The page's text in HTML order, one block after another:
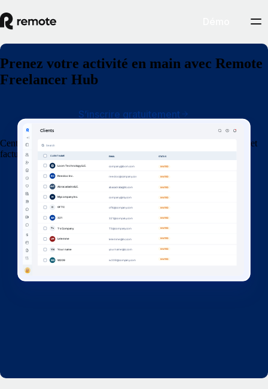
Prenez votre activité en main avec Remote
Freelancer Hub
Centralisez la gestion de vos clients, l’organisation de vos contrats et
factures et vos paiements.
S’inscrire gratuitement